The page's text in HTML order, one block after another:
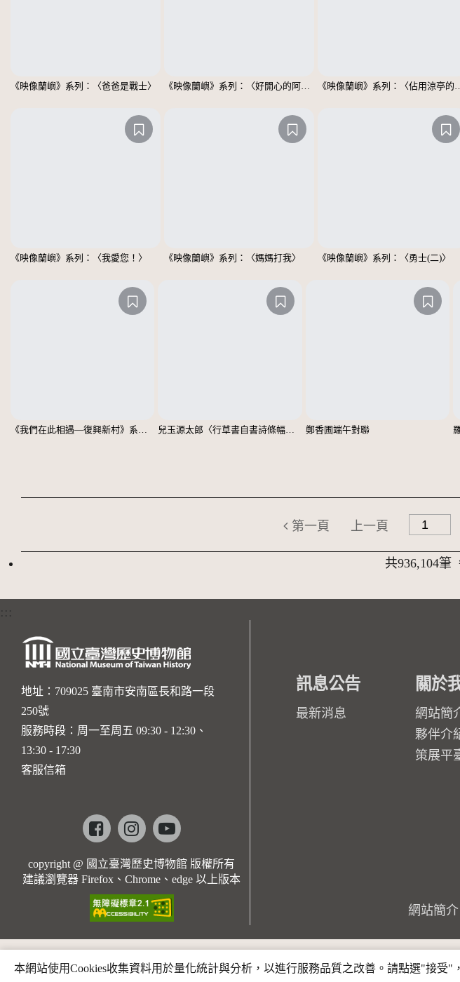
《映像蘭嶼》系列：〈爸爸是戰士〉 《映像蘭嶼》系列：〈好開心的阿嬤〉 《映像蘭嶼》系列
《映像蘭嶼》系列：〈我愛您！〉 《映像蘭嶼》系列：〈媽媽打我〉 《映像蘭嶼》系列：〈勇士(二)〉
《我們在此相遇—復興新村》系列：〈殘響03〉 兒玉源太郎〈行草書自書詩條幅〉（印本） 鄭香圃端午對聯
第一頁 上一頁
共936,104筆
:::
地址：709025 臺南市安南區長和路一段
250號
服務時段：周一至周五 09:30 - 12:30、
13:30 - 17:30
客服信箱
Facebookinstagramyoutube
copyright @ 國立臺灣歷史博物館 版權所有
建議瀏覽器 Firefox、Chrome、edge 以上版本
訊息公告
最新消息
關於
網站簡
夥伴介
策展平
網站簡介
本網站使用Cookies收集資料用於量化統計與分析，以進行服務品質之改善。請點選"接受